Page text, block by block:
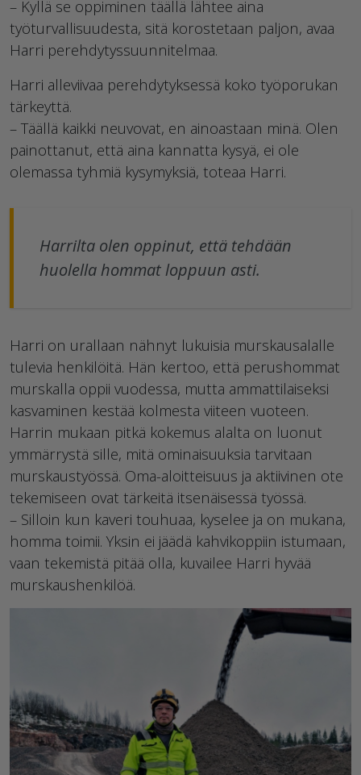
– Kyllä se oppiminen täällä lähtee aina
työturvallisuudesta, sitä korostetaan paljon, avaa
Harri perehdytyssuunnitelmaa.
Harri alleviivaa perehdytyksessä koko työporukan
tärkeyttä.
– Täällä kaikki neuvovat, en ainoastaan minä. Olen
painottanut, että aina kannatta kysyä, ei ole
olemassa tyhmiä kysymyksiä, toteaa Harri.
Harrilta olen oppinut, että tehdään
huolella hommat loppuun asti.
Harri on urallaan nähnyt lukuisia murskausalalle
tulevia henkilöitä. Hän kertoo, että perushommat
murskalla oppii vuodessa, mutta ammattilaiseksi
kasvaminen kestää kolmesta viiteen vuoteen.
Harrin mukaan pitkä kokemus alalta on luonut
ymmärrystä sille, mitä ominaisuuksia tarvitaan
murskaustyössä. Oma-aloitteisuus ja aktiivinen ote
tekemiseen ovat tärkeitä itsenäisessä työssä.
– Silloin kun kaveri touhuaa, kyselee ja on mukana,
homma toimii. Yksin ei jäädä kahvikoppiin istumaan,
vaan tekemistä pitää olla, kuvailee Harri hyvää
murskaushenkilöä.